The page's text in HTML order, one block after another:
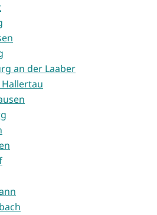
an der Laaber